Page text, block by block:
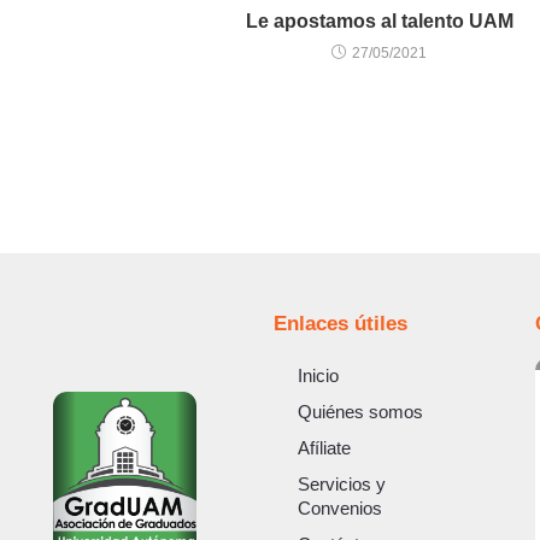
Le apostamos al talento UAM
27/05/2021
Enlaces útiles
Inicio
Quiénes somos
Afíliate
Servicios y
Convenios